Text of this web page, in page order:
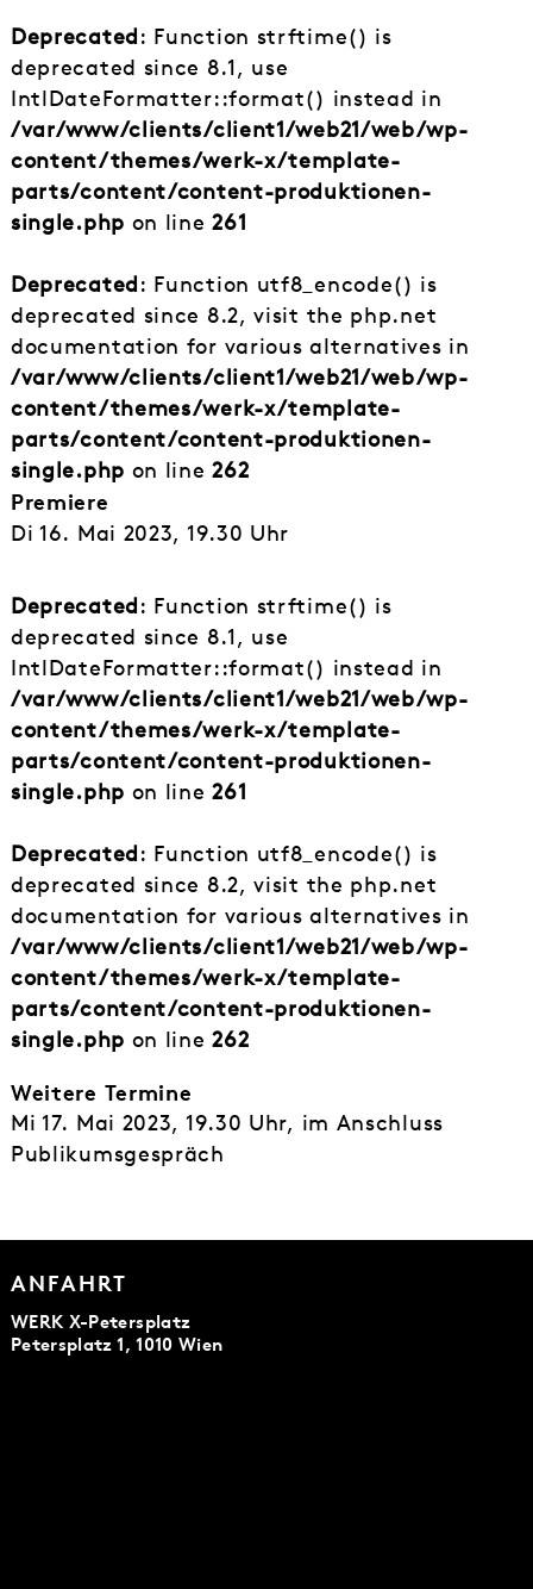
Deprecated: Function strftime() is
deprecated since 8.1, use
IntlDateFormatter::format() instead in
/var/www/clients/client1/web21/web/wp-
content/themes/werk-x/template-
parts/content/content-produktionen-
single.php on line261
Deprecated: Function utf8_encode() is
deprecated since 8.2, visit the php.net
documentation for various alternatives in
/var/www/clients/client1/web21/web/wp-
content/themes/werk-x/template-
parts/content/content-produktionen-
single.php on line262
Premiere
Di 16. Mai 2023, 19.30 Uhr
Deprecated: Function strftime() is
deprecated since 8.1, use
IntlDateFormatter::format() instead in
/var/www/clients/client1/web21/web/wp-
content/themes/werk-x/template-
parts/content/content-produktionen-
single.php on line261
Deprecated: Function utf8_encode() is
deprecated since 8.2, visit the php.net
documentation for various alternatives in
/var/www/clients/client1/web21/web/wp-
content/themes/werk-x/template-
parts/content/content-produktionen-
single.php on line262
Weitere Termine
Mi 17. Mai 2023, 19.30 Uhr, im Anschluss
Publikumsgespräch
ANFAHRT
WERK X-Petersplatz
Petersplatz 1, 1010 Wien